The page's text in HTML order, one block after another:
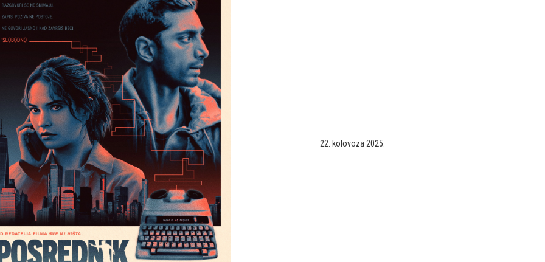
22. kolovoza 2025.